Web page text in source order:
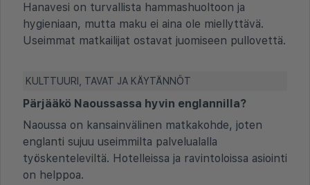
Hanavesi on turvallista hammashuoltoon ja
hygieniaan, mutta maku ei aina ole miellyttävä.
Useimmat matkailijat ostavat juomiseen pullovettä.
KULTTUURI, TAVAT JA KÄYTÄNNÖT
Pärjääkö Naoussassa hyvin englannilla?
Naoussa on kansainvälinen matkakohde, joten
englanti sujuu useimmilta palvelualalla
työskenteleviltä. Hotelleissa ja ravintoloissa asiointi
on helppoa.